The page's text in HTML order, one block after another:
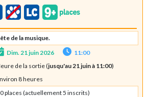
de la musique.
Dim. 21 juin 2026
11:00
de la sortie (jusqu'au 21 juin à 11:00)
8 heures
places (actuellement 5 inscrits)